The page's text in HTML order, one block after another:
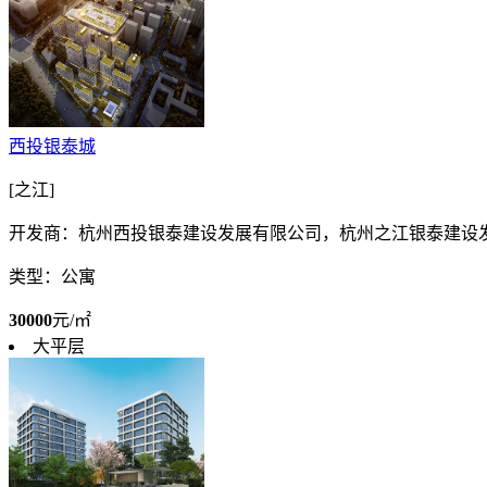
西投银泰城
[之江]
开发商：杭州西投银泰建设发展有限公司，杭州之江银泰建设
类型：公寓
30000元/㎡
大平层